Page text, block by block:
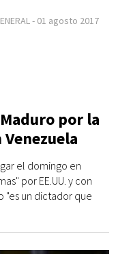
- 01 agosto 2017
por la
el domingo en
por EE.UU. y con
"es un dictador que